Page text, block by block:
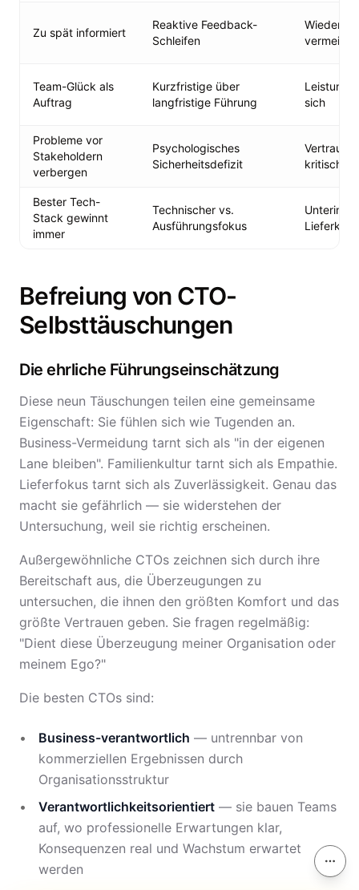
Zu spät informiert
Reaktive Feedback-
Schleifen
Team-Glück als
Auftrag
Kurzfristige über
langfristige Führung
sich
Probleme vor
Stakeholdern
verbergen
Psychologisches
Sicherheitsdefizit
kritischen
Bester Tech-
Stack gewinnt
immer
Technischer vs.
Ausführungsfokus
Befreiung von CTO-
Selbsttäuschungen
Die ehrliche Führungseinschätzung
Diese neun Täuschungen teilen eine gemeinsame
Eigenschaft: Sie fühlen sich wie Tugenden an.
Business-Vermeidung tarnt sich als "in der eigenen
Lane bleiben". Familienkultur tarnt sich als Empathie.
Lieferfokus tarnt sich als Zuverlässigkeit. Genau das
macht sie gefährlich — sie widerstehen der
Untersuchung, weil sie richtig erscheinen.
Außergewöhnliche CTOs zeichnen sich durch ihre
Bereitschaft aus, die Überzeugungen zu
untersuchen, die ihnen den größten Komfort und das
größte Vertrauen geben. Sie fragen regelmäßig:
"Dient diese Überzeugung meiner Organisation oder
meinem Ego?"
Die besten CTOs sind:
Business-verantwortlich — untrennbar von
kommerziellen Ergebnissen durch
Organisationsstruktur
Verantwortlichkeitsorientiert — sie bauen Teams
auf, wo professionelle Erwartungen klar,
Konsequenzen real und Wachstum erwartet
werden
Auf